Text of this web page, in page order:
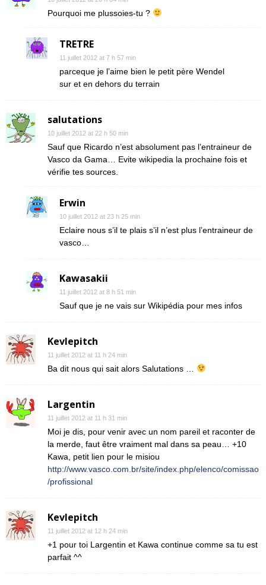
Pourquoi me plussoies-tu ?
TRETRE
11 juillet 2012 at 7 h 57 min
parceque je l’aime bien le petit père Wendel
sur et en dehors du terrain
salutations
10 juillet 2012 at 22 h 50 min
Sauf que Ricardo n’est absolument pas l’entraineur de
Vasco da Gama… Evite wikipedia la prochaine fois et
vérifie tes sources.
Erwin
10 juillet 2012 at 23 h 25 min
Eclaire nous s’il te plais s’il n’est plus l’entraineur de
vasco…
Kawasakii
11 juillet 2012 at 8 h 51 min
Sauf que je ne vais sur Wikipédia pour mes infos
Kevlepitch
11 juillet 2012 at 11 h 24 min
Ba dit nous qui sait alors Salutations …
Largentin
11 juillet 2012 at 11 h 31 min
Moi je dis, pour venir avec un nom pareil et raconter de
la merde, faut être vraiment mal dans sa peau… +10
Kawa, petit lien pour le misiou
http://www.vasco.com.br/site/index.php/elenco/comissao
/profissional
Kevlepitch
11 juillet 2012 at 12 h 24 min
+1 pour toi Largentin et Kawa continue comme sa tu est
parfait ^^